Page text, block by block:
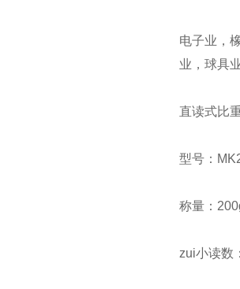
电子业，
业，球具
直读式比
型号：
称量：
zui小读数